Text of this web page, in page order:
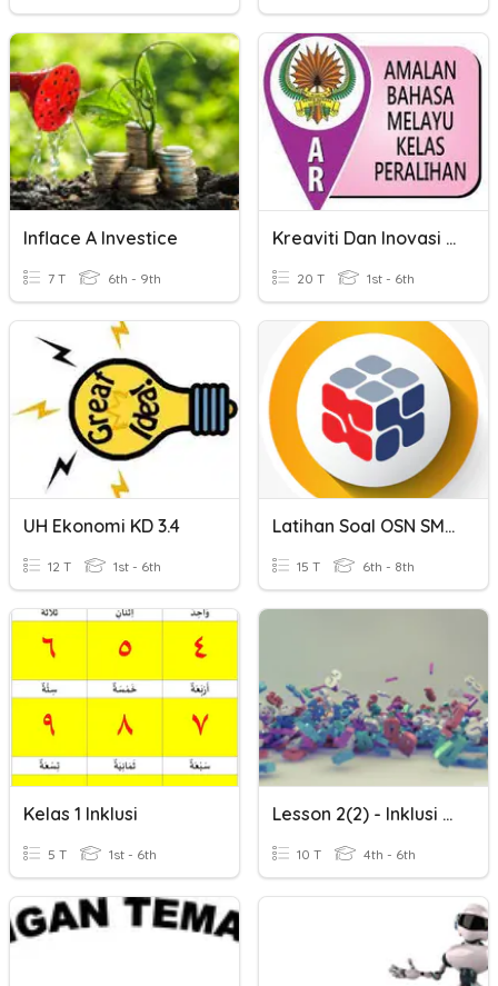
Inflace A Investice
7 T 6th - 9th
Kreaviti Dan Inovasi (ABM) 1
20 T 1st - 6th
UH Ekonomi KD 3.4
12 T 1st - 6th
Latihan Soal OSN SMP IPS Ekonomi 1
15 T 6th - 8th
Kelas 1 Inklusi
5 T 1st - 6th
Lesson 2(2) - Inklusi Grade 4-6 SDIBB
10 T 4th - 6th